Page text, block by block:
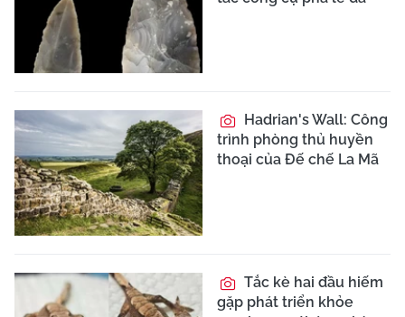
Hadrian's Wall: Công
trình phòng thủ huyền
thoại của Đế chế La Mã
Tắc kè hai đầu hiếm
gặp phát triển khỏe